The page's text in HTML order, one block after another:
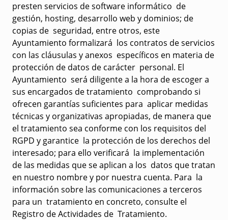
presten servicios de software informático de
gestión, hosting, desarrollo web y dominios; de
copias de seguridad, entre otros, este
Ayuntamiento formalizará los contratos de servicios
con las cláusulas y anexos específicos en materia de
protección de datos de carácter personal. El
Ayuntamiento será diligente a la hora de escoger a
sus encargados de tratamiento comprobando si
ofrecen garantías suficientes para aplicar medidas
técnicas y organizativas apropiadas, de manera que
el tratamiento sea conforme con los requisitos del
RGPD y garantice la protección de los derechos del
interesado; para ello verificará la implementación
de las medidas que se aplican a los datos que tratan
en nuestro nombre y por nuestra cuenta. Para la
información sobre las comunicaciones a terceros
para un tratamiento en concreto, consulte el
Registro de Actividades de Tratamiento.